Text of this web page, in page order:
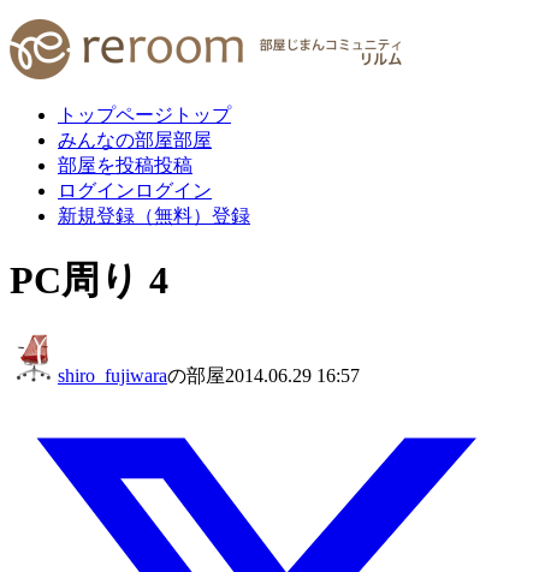
トップページ トップ
みんなの部屋部屋
部屋を投稿投稿
ログイン ログイン
新規登録（無料） 登録
PC周り 4
shiro_fujiwaraの部屋2014.06.29 16:57